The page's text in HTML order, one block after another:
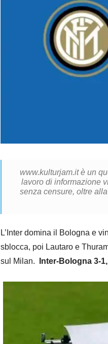
www.kulturjam.it è un
lavoro di informazione
senza censure, oltre
L’Inter domina il Bologna e
sblocca, poi Lautaro e
sul Milan.
Inter-Bologna 3-